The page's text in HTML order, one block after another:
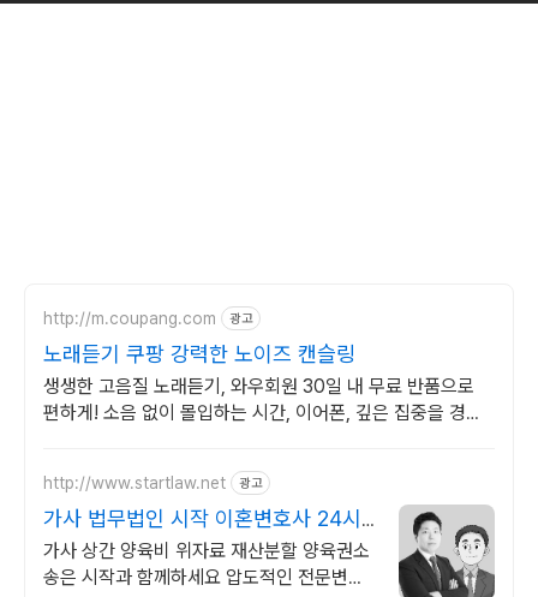
http://m.coupang.com 광고
노래듣기 쿠팡 강력한 노이즈 캔슬링
생생한 고음질 노래듣기, 와우회원 30일 내 무료 반품으로
편하게! 소음 없이 몰입하는 시간, 이어폰, 깊은 집중을 경험
http://www.startlaw.net 광고
가사 법무법인 시작 이혼변호사 24시
간 비밀상담
가사 상간 양육비 위자료 재산분할 양육권소
송은 시작과 함께하세요 압도적인 전문변호